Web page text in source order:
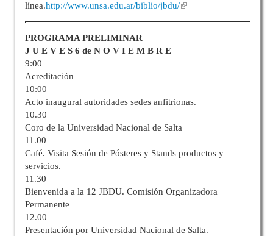
línea.http://www.unsa.edu.ar/biblio/jbdu/
PROGRAMA PRELIMINAR
J U E V E S 6 de N O V I E M B R E
9:00
Acreditación
10:00
Acto inaugural autoridades sedes anfitrionas.
10.30
Coro de la Universidad Nacional de Salta
11.00
Café. Visita Sesión de Pósteres y Stands productos y
servicios.
11.30
Bienvenida a la 12 JBDU. Comisión Organizadora
Permanente
12.00
Presentación por Universidad Nacional de Salta.